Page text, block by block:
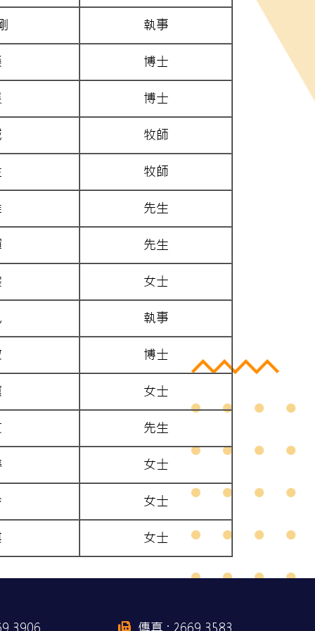
執事
博士
博士
牧師
牧師
先生
先生
女士
執事
博士
女士
先生
女士
女士
女士
3906 傳真 : 2669 3583